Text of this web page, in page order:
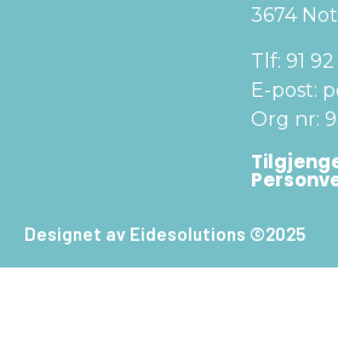
3674
Tlf: 91
E-post:
Org nr:
Designet av Eidesolutions ©2025